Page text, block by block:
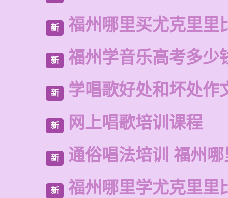
新 福州哪里买尤克里里
新 福州学音乐高考多少
新 学唱歌好处和坏处作
新 网上唱歌培训课程
新 通俗唱法培训 福州
新 福州哪里学尤克里里